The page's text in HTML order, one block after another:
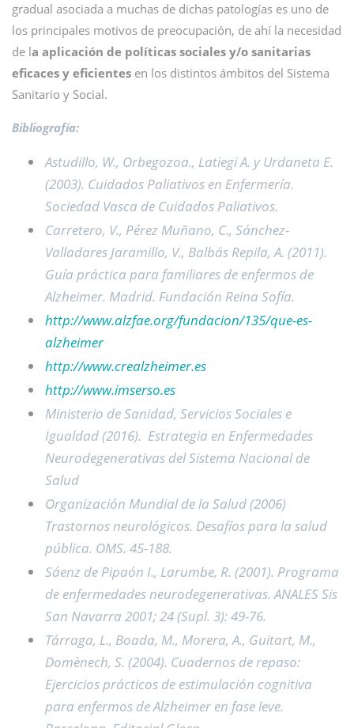
gradual asociada a muchas de dichas patologías es uno de
los principales motivos de preocupación, de ahí la necesidad
de la aplicación de políticas sociales y/o sanitarias
eficaces y eficientes en los distintos ámbitos del Sistema
Sanitario y So­cial.
Bibliografía:
Astudillo, W., Orbegozoa., Latiegi A. y Urdaneta E.
(2003). Cuidados Paliativos en Enfermería.
Sociedad Vasca de Cuidados Paliativos.
Carretero, V., Pérez Muñano, C., Sánchez-
Valladares Jaramillo, V., Balbás Repila, A. (2011).
Guía práctica para familiares de enfermos de
Alzheimer. Madrid. Fundación Reina Sofía.
http://www.alzfae.org/fundacion/135/que-es-
alzheimer
http://www.crealzheimer.es
http://www.imserso.es
Ministerio de Sanidad, Servicios Sociales e
Igualdad (2016). Estrategia en Enfermedades
Neurodegenerativas del Sistema Nacional de
Salud
Organización Mundial de la Salud (2006)
Trastornos neurológicos. Desafíos para la salud
pública. OMS. 45-188.
Sáenz de Pipaón I., Larumbe, R. (2001). Programa
de enfermedades neurodegenerativas. ANALES Sis
San Navarra 2001; 24 (Supl. 3): 49-76.
Tárraga, L., Boada, M., Morera, A., Guitart, M.,
Domènech, S. (2004). Cuadernos de repaso:
Ejercicios prácticos de estimulación cognitiva
para enfermos de Alzheimer en fase leve.